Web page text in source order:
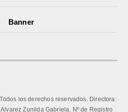
. Todos los derechos reservados. Directora:
Zunilda Gabriela. Nº de Registro